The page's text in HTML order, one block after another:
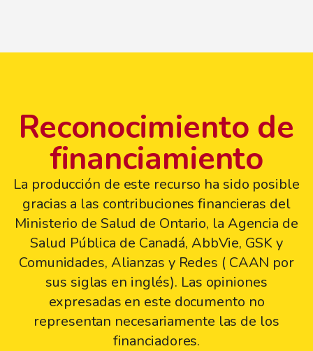
Reconocimiento de
financiamiento
La producción de este recurso ha sido posible
gracias a las contribuciones financieras del
Ministerio de Salud de Ontario, la Agencia de
Salud Pública de Canadá, AbbVie, GSK y
Comunidades, Alianzas y Redes ( CAAN por
sus siglas en inglés). Las opiniones
expresadas en este documento no
representan necesariamente las de los
financiadores.